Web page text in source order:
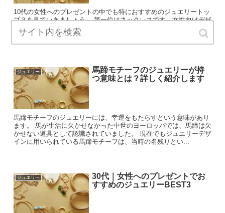
10代の女性へのプレゼントの中でも特におすすめのジュエリートッ
プ３を見ていきましょう。 第一位はネックレスです、女性向けデザ
インも豊富に用意されていますし、サプライズで渡すのであればサ
イズも指輪のように関係ないですし、男性側が選びやす...
ジュエリー
馬蹄モチーフのジュエリーが持
つ意味とは？詳しく紹介します
馬蹄モチーフのジュエリーには、幸運をもたらすという意味があり
ます。 馬が生活に欠かせなかった中世のヨーロッパでは、馬蹄は欠
かせない道具として認識されていました。 現在でもジュエリーデザ
インに用いられている馬蹄モチーフは、当時の名残りとい...
ジュエリー
30代｜女性へのプレゼントでお
すすめのジュエリーBEST3